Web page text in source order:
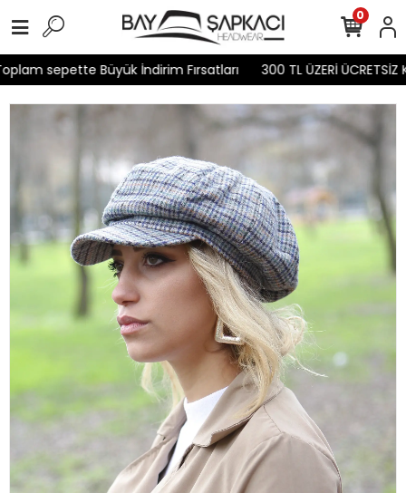
sepette Büyük İndirim Fırsatları 300 TL ÜZERİ ÜCRETSİZ
0